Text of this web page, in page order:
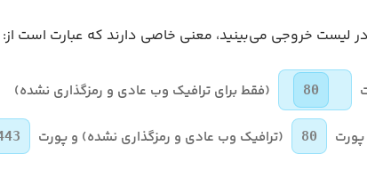
لیست خروجی می‌بینید، معنی خاصی دارند که عبارت است از:
80 (فقط برای ترافیک وب عادی و رمزگذاری نشده)
80 (ترافیک وب عادی و رمزگذاری نشده) و پورت